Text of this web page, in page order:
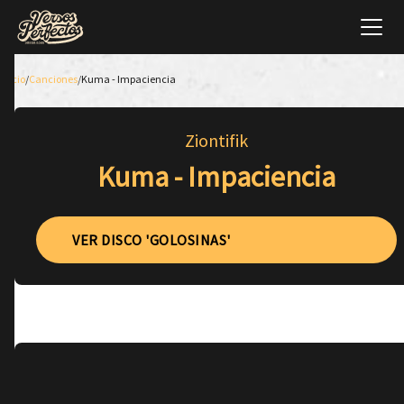
Inicio/Canciones/Kuma - Impaciencia
Ziontifik
Kuma - Impaciencia
VER DISCO 'GOLOSINAS'